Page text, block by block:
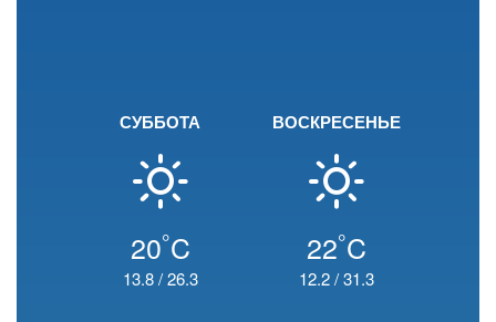
СУББОТА
20°C
13.8/26.3
ВОСКРЕСЕНЬЕ
22°C
12.2/31.3